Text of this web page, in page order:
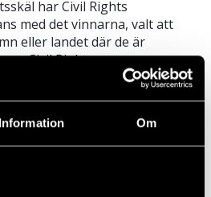
Information Om
har Civil Rights
med det vinnarna, valt att
eller landet där de är
av Civil Rights
arbetar
många är fientlig inställda
både vinnarna och
att vidta säkerhetsåtgärder.